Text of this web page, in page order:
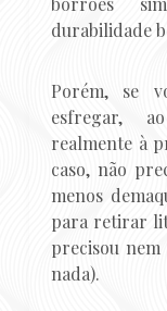
durabilidade
Porém, se
esfregar,
realmente à
caso, não
menos
para retirar
precisou
nada).